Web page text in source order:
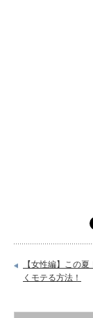
【女性編】この
くモテる方法！